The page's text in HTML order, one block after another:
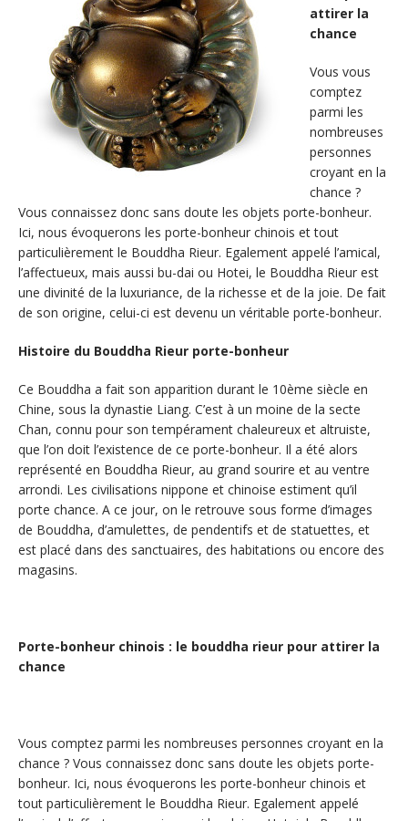
attirer la
chance
Vous vous
comptez
parmi les
nombreuses
personnes
croyant en la
chance ?
Vous connaissez donc sans doute les objets porte-bonheur.
Ici, nous évoquerons les porte-bonheur chinois et tout
particulièrement le Bouddha Rieur. Egalement appelé l’amical,
l’affectueux, mais aussi bu-dai ou Hotei, le Bouddha Rieur est
une divinité de la luxuriance, de la richesse et de la joie. De fait
de son origine, celui-ci est devenu un véritable porte-bonheur.
Histoire du Bouddha Rieur porte-bonheur
Ce Bouddha a fait son apparition durant le 10ème siècle en
Chine, sous la dynastie Liang. C’est à un moine de la secte
Chan, connu pour son tempérament chaleureux et altruiste,
que l’on doit l’existence de ce porte-bonheur. Il a été alors
représenté en Bouddha Rieur, au grand sourire et au ventre
arrondi. Les civilisations nippone et chinoise estiment qu’il
porte chance. A ce jour, on le retrouve sous forme d’images
de Bouddha, d’amulettes, de pendentifs et de statuettes, et
est placé dans des sanctuaires, des habitations ou encore des
magasins.
Porte-bonheur chinois : le bouddha rieur pour attirer la
chance
Vous comptez parmi les nombreuses personnes croyant en la
chance ? Vous connaissez donc sans doute les objets porte-
bonheur. Ici, nous évoquerons les porte-bonheur chinois et
tout particulièrement le Bouddha Rieur. Egalement appelé